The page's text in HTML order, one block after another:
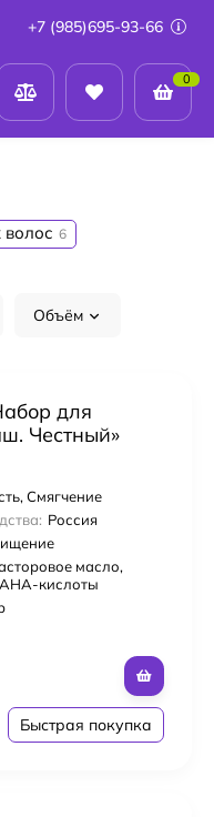
+7 (985)695-93-66
0
6
Объём
для
Честный»
мл + гель для
+ лосьон
100 мл
Смягчение
Россия
масло,
кислоты
Быстрая покупка